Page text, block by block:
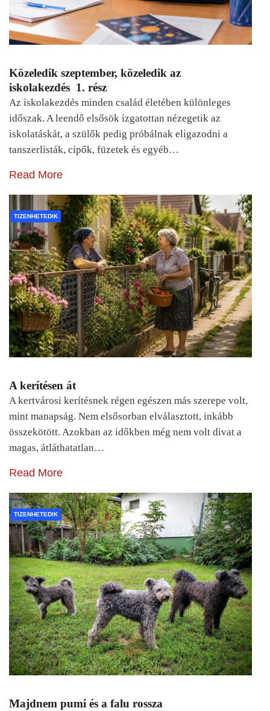
Közeledik szeptember, közeledik az
iskolakezdés 1. rész
Az iskolakezdés minden család életében különleges
időszak. A leendő elsősök izgatottan nézegetik az
iskolatáskát, a szülők pedig próbálnak eligazodni a
tanszerlisták, cipők, füzetek és egyéb…
Read More
TIZENHETEDIK
A kerítésen át
A kertvárosi kerítésnek régen egészen más szerepe volt,
mint manapság. Nem elsősorban elválasztott, inkább
összekötött. Azokban az időkben még nem volt divat a
magas, átláthatatlan…
Read More
TIZENHETEDIK
Majdnem pumi és a falu rossza